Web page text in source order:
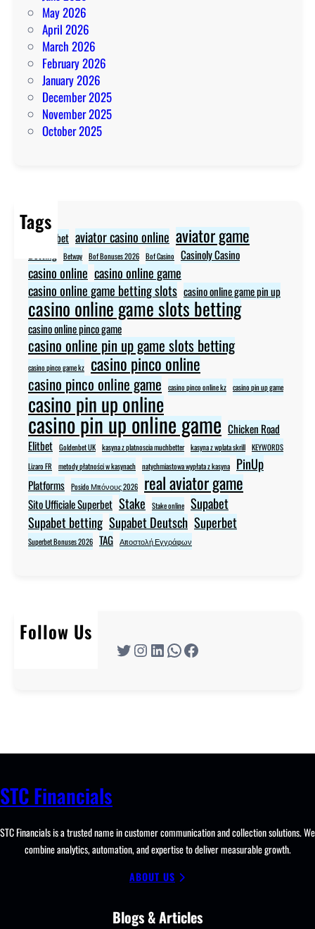
May 2026
April 2026
March 2026
February 2026
January 2026
December 2025
November 2025
October 2025
Tags
aviator bet aviator casino online aviator game
Betway Bof Bonuses 2026 Bof Casino Casinoly Casino
casino online casino online game
casino online game betting slots casino online game pin up
casino online game slots betting
casino online pinco game
casino online pin up game slots betting
casino pinco game kz casino pinco online
casino pinco online game casino pinco online kz casino pin up game
casino pin up online
casino pin up online game Chicken Road
Elitbet Goldenbet UK kasyna z platnoscia muchbetter kasyna z wplata skrill KEYWORDS
Lizaro FR
metody płatności w kasynach natychmiastowa wypłata z kasyna PinUp
Platforms Posido Μπόνους 2026 real aviator game
Sito Ufficiale Superbet Stake Stake online Supabet
Supabet betting Supabet Deutsch Superbet
Superbet Bonuses 2026 TAG Αποστολή Εγγράφων
Follow Us
Twitter Instagram LinkedIn WhatsApp Facebook
STC Financials
STC Financials is a trusted name in customer communication and collection solutions. We
combine analytics, automation, and expertise to deliver measurable growth.
ABOUT US
Blogs & Articles